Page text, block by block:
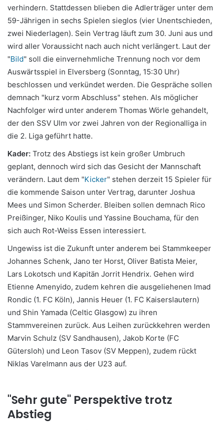
verhindern. Stattdessen blieben die Adlerträger unter dem
59-Jährigen in sechs Spielen sieglos (vier Unentschieden,
zwei Niederlagen). Sein Vertrag läuft zum 30. Juni aus und
wird aller Voraussicht nach auch nicht verlängert. Laut der
"Bild" soll die einvernehmliche Trennung noch vor dem
Auswärtsspiel in Elversberg (Sonntag, 15:30 Uhr)
beschlossen und verkündet werden. Die Gespräche sollen
demnach "kurz vorm Abschluss" stehen. Als möglicher
Nachfolger wird unter anderem Thomas Wörle gehandelt,
der den SSV Ulm vor zwei Jahren von der Regionalliga in
die 2. Liga geführt hatte.
Kader: Trotz des Abstiegs ist kein großer Umbruch
geplant, dennoch wird sich das Gesicht der Mannschaft
verändern. Laut dem "Kicker" stehen derzeit 15 Spieler für
die kommende Saison unter Vertrag, darunter Joshua
Mees und Simon Scherder. Bleiben sollen demnach Rico
Preißinger, Niko Koulis und Yassine Bouchama, für den
sich auch Rot-Weiss Essen interessiert.
Ungewiss ist die Zukunft unter anderem bei Stammkeeper
Johannes Schenk, Jano ter Horst, Oliver Batista Meier,
Lars Lokotsch und Kapitän Jorrit Hendrix. Gehen wird
Etienne Amenyido, zudem kehren die ausgeliehenen Imad
Rondic (1. FC Köln), Jannis Heuer (1. FC Kaiserslautern)
und Shin Yamada (Celtic Glasgow) zu ihren
Stammvereinen zurück. Aus Leihen zurückkehren werden
Marvin Schulz (SV Sandhausen), Jakob Korte (FC
Gütersloh) und Leon Tasov (SV Meppen), zudem rückt
Niklas Varelmann aus der U23 auf.
"Sehr gute" Perspektive trotz
Abstieg